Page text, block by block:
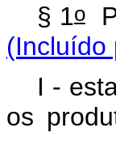
§ 1o
(Incluído
I -
os